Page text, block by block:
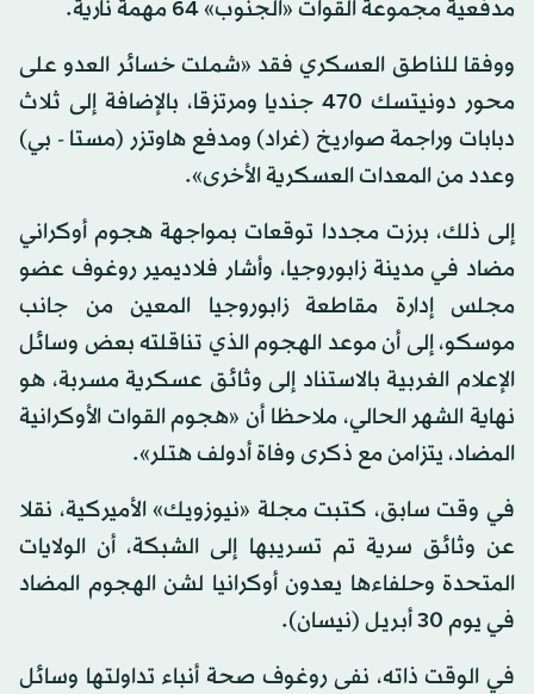
مدفعية مجموعة القوات «الجنوب» 64 مهمة نارية.
ووفقا للناطق العسكري فقد «شملت خسائر العدو على
محور دونيتسك 470 جنديا ومرتزقا، بالإضافة إلى ثلاث
دبابات وراجمة صواريخ (غراد) ومدفع هاوتزر (مستا - بي)
وعدد من المعدات العسكرية الأخرى».
إلى ذلك، برزت مجددا توقعات بمواجهة هجوم أوكراني
مضاد في مدينة زابوروجيا، وأشار فلاديمير روغوف عضو
مجلس إدارة مقاطعة زابوروجيا المعين من جانب
موسكو، إلى أن موعد الهجوم الذي تناقلته بعض وسائل
الإعلام الغربية بالاستناد إلى وثائق عسكرية مسربة، هو
نهاية الشهر الحالي، ملاحظا أن «هجوم القوات الأوكرانية
المضاد، يتزامن مع ذكرى وفاة أدولف هتلر».
في وقت سابق، كتبت مجلة «نيوزويك» الأميركية، نقلا
عن وثائق سرية تم تسريبها إلى الشبكة، أن الولايات
المتحدة وحلفاءها يعدون أوكرانيا لشن الهجوم المضاد
في يوم 30 أبريل (نيسان).
في الوقت ذاته، نفى روغوف صحة أنباء تداولتها وسائل